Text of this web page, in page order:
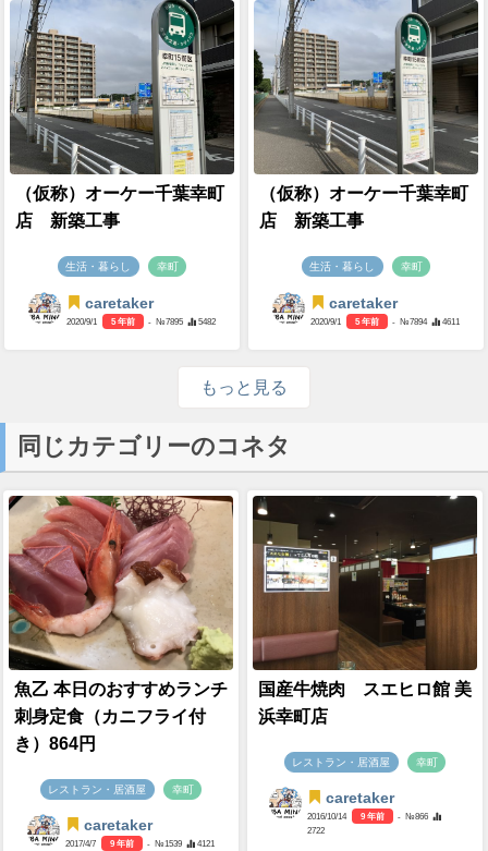
（仮称）オーケー千葉幸町
店 新築工事
生活・暮らし 幸町
caretaker
2020/9/1 5 年前 - №7895 5482
（仮称）オーケー千葉幸町
店 新築工事
生活・暮らし 幸町
caretaker
2020/9/1 5 年前 - №7894 4611
もっと見る
同じカテゴリーのコネタ
魚乙 本日のおすすめランチ
刺身定食（カニフライ付
き）864円
レストラン・居酒屋 幸町
caretaker
2017/4/7 9 年前 - №1539 4121
国産牛焼肉 スエヒロ館 美
浜幸町店
レストラン・居酒屋 幸町
caretaker
2016/10/14 9 年前
- №866
2722